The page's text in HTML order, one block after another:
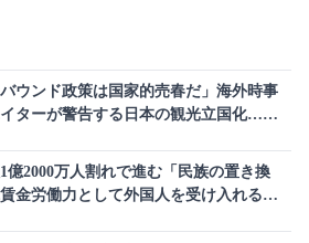
バウンド政策は国家的売春だ」海外時事
ターが警告する日本の観光立国化…タ
億2000万人割れで進む「民族の置き換
金労働力として外国人を受け入れる構